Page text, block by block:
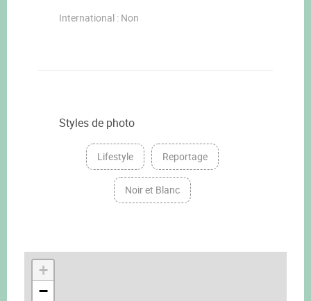
International : Non
Styles de photo
Lifestyle Reportage
Noir et Blanc
+
−